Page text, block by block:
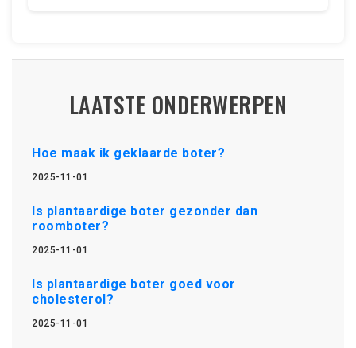
LAATSTE ONDERWERPEN
Hoe maak ik geklaarde boter?
2025-11-01
Is plantaardige boter gezonder dan
roomboter?
2025-11-01
Is plantaardige boter goed voor
cholesterol?
2025-11-01